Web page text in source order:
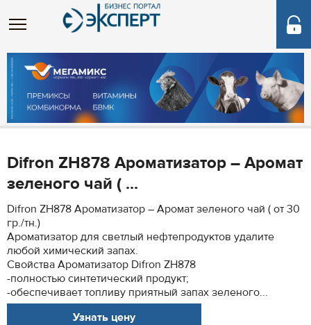
Difron ZH878 Ароматизатор – Аромат
зеленого чай ( ...
Difron ZH878 Ароматизатор – Аромат зеленого чай ( от 30
гр./тн.)
Ароматизатор для светлый нефтепродуктов удалите
любой химический запах.
Свойства Ароматизатор Difron ZH878
-полностью синтетический продукт;
-обеспечивает топливу приятный запах зеленого...
Узнать цену